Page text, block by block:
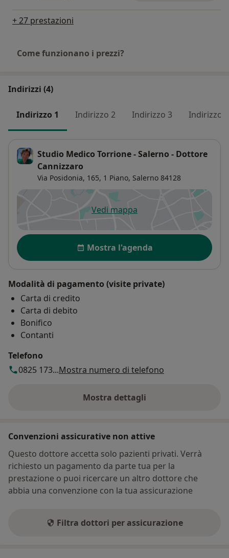
+ 27 prestazioni
Come funzionano i prezzi?
Indirizzi (4)
Indirizzo 1 Indirizzo 2 Indirizzo 3 Indirizzo 4
Studio Medico Torrione - Salerno - Dottore
Cannizzaro
Via Posidonia, 165, 1 Piano, Salerno 84128
Vedi mappasi apre in una nuova scheda
Disponibilità
Mostra l'agenda
Modalità di pagamento (visite private)
Carta di credito
Carta di debito
Bonifico
Contanti
Telefono
0825 173...Mostra numero di telefono
Mostra dettagli
sull'indirizzo
Convenzioni assicurative non attive
Questo dottore accetta solo pazienti privati. Verrà
richiesto un pagamento da parte tua per la
prestazione o puoi ricercare un altro dottore che
abbia una convenzione con la tua assicurazione
Filtra dottori per assicurazione